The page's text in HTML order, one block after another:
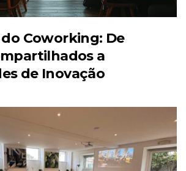
Coworking: De
a
de Inovação